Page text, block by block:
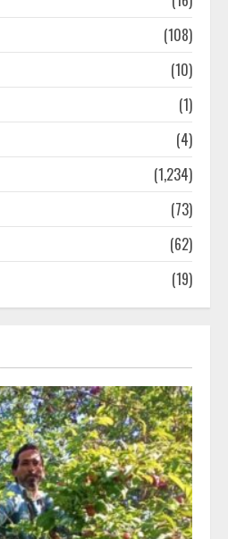
(108)
(10)
(1)
(4)
(1,234)
(73)
(62)
(19)